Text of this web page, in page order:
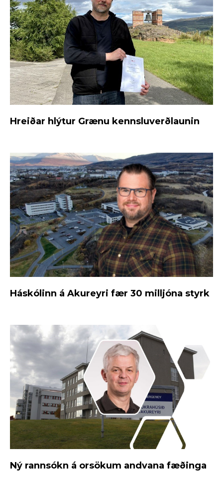
Hreiðar hlýtur Grænu kennsluverðlaunin
Háskólinn á Akureyri fær 30 milljóna styrk
Ný rannsókn á orsökum andvana fæðinga